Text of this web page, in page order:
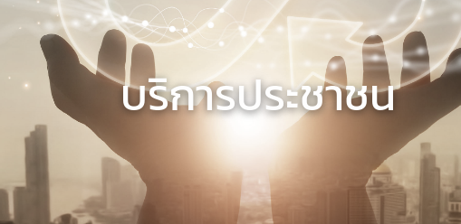
ภารกิจและหน้าที่
ผลการดำเนินงานของกอง
การดำเนินงานเป็นองค์กรคุณธรรมต้นแบบ
รางวัลที่กองได้รับ
ภาพกิจกรรม
ติดต่อเรา
รับสมัครงาน
สำหรับเจ้าหน้าที่กองควบคุมวัตถุเสพติด
ข้อมูลสถิติที่เกี่ยวกับวัตถุเสพติดการขออนุญาตครอบครองยาเสพติด
การขออนุญาตยาเสพติดให้โทษในป
การขออนุญาตนำเข้า-ส่งออกเฉพ
การขอหนังสือรับรองการนำหรือสั่
การขออนุญาตวัตถุออกฤทธิ์ในประเ
การขออนุญาตยาเสพติดให้โทษในปร
ขออนุญาตผลิต นำเข้า ส่งออก ยาเส
การขออนุญาตยาเสพติดให้โทษในปร
คำสั่ง
กลุ่ม
E-
กา
ประชุ
ก
ก
บริการประชาชน